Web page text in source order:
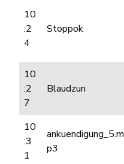
10
:2
4
Stoppok
10
:2
7
Blaudzun
10
:3
1
ankuendigung_5.m
p3